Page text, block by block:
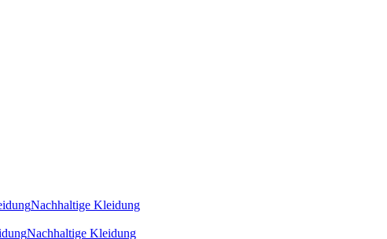
Nachhaltige Kleidung
Nachhaltige Kleidung